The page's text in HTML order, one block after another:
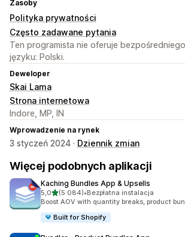
Zasoby
Polityka prywatności
Często zadawane pytania
Ten programista nie oferuje
języku: Polski.
Deweloper
Skai Lama
Strona internetowa
Indore, MP, IN
Wprowadzenie na rynek
3 styczeń 2024 · Dziennik zmian
Więcej podobnych aplikacji
Kaching Bundles App & Upsells
5,0na 5 gwiazdek
(5 084)
Łączna liczba recenzji: 5084
•Bezpłatna instalacja
Boost AOV with quantity breaks, product
Built for Shopify